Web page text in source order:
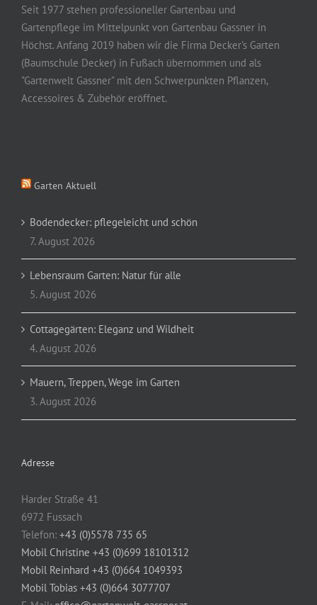
Seit 1977 stehen professioneller Gartenbau und
Gartenpflege im Mittelpunkt von Gartenbau Gassner in
Höchst. Anfang 2019 haben wir die Firma Decker's Garten
(Baumschule Decker) in Fußach übernommen und als
"Gartenwelt Gassner" mit den Schwerpunkten Pflanzen,
Accessoires & Zubehör eröffnet.
Garten Aktuell
Bodendecker: pflegeleicht und schön
7. August 2026
Lebensraum Garten: Natur für alle
5. August 2026
Cottagegärten: Eleganz und Wildheit
4. August 2026
Mauern, Treppen, Wege im Garten
3. August 2026
Adresse
Harder Straße 41
6972 Fussach
Telefon: +43 (0)5578 735 65
Mobil Christine +43 (0)699 18101312
Mobil Reinhard +43 (0)664 1049393
Mobil Tobias +43 (0)664 3077707